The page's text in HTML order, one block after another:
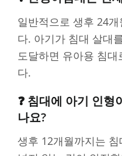
일반적으로 생후 24
다. 아기가 침대 살대
도달하면 유아용 침
다.
❓ 침대에 아기 인
나요?
생후 12개월까지는